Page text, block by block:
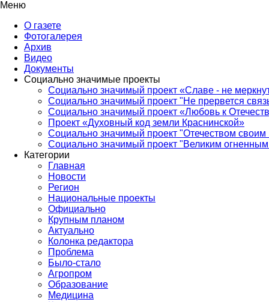
Меню
О газете
Фотогалерея
Архив
Видео
Документы
Социально значимые проекты
Социально значимый проект «Славе - не
Социально значимый проект "Не прервется
Социально значимый проект «Любовь к
Проект «Духовный код земли Краснинской»
Социально значимый проект "Отечеством своим
Социально значимый проект "Великим
Категории
Главная
Новости
Регион
Национальные проекты
Официально
Крупным планом
Актуально
Колонка редактора
Проблема
Было-стало
Агропром
Образование
Медицина